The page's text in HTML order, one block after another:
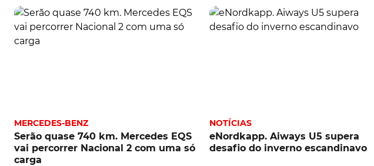
MERCEDES-BENZ
Serão quase 740 km. Mercedes EQS
vai percorrer Nacional 2 com uma só
carga
NOTÍCIAS
eNordkapp. Aiways U5 supera
desafio do inverno escandinavo